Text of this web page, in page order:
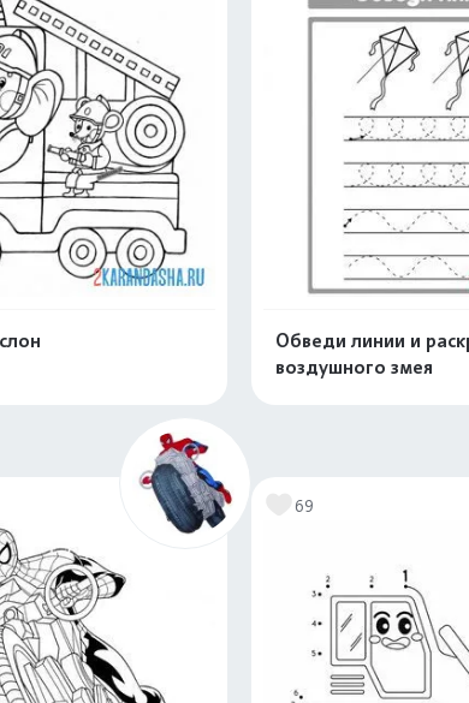
Обведи линии и
воздушного змея
69